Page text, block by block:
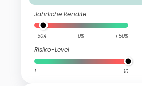
Jährliche Rendite
-50% 0% +50%
Risiko-Level
1 10